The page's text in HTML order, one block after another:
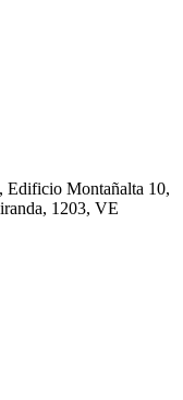
Edificio Montañalta 10,
1203, VE